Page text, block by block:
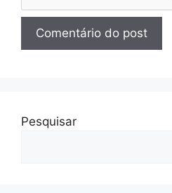
Pesquisar